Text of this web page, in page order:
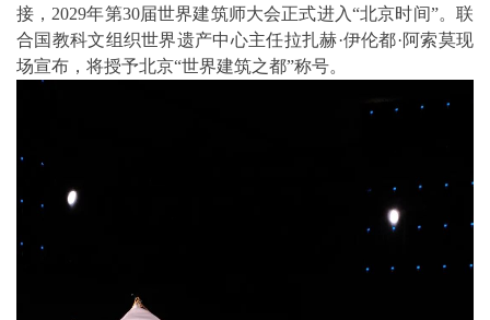
接，2029年第30届世界建筑师大会正式进入“北京时间”。联
合国教科文组织世界遗产中心主任拉扎赫·伊伦都·阿索莫现
场宣布，将授予北京“世界建筑之都”称号。